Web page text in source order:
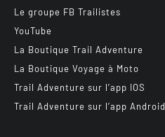
Le groupe FB Trailistes
YouTube
La Boutique Trail Adventure
La Boutique Voyage à Moto
Trail Adventure sur l’app IOS
Trail Adventure sur l’app Android